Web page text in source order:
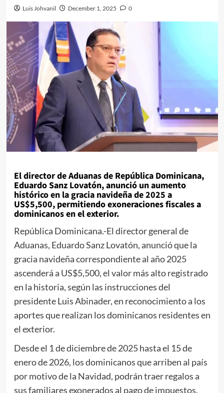
Luis Johvanil December 1, 2025 0
El director de Aduanas de República Dominicana,
Eduardo Sanz Lovatón, anunció un aumento
histórico en la gracia navideña de 2025 a
US$5,500, permitiendo exoneraciones fiscales a
dominicanos en el exterior.
República Dominicana.-El director general de
Aduanas, Eduardo Sanz Lovatón, anunció que la
gracia navideña correspondiente al año 2025
ascenderá a US$5,500, el valor más alto registrado
en la historia, según las instrucciones del
presidente Luis Abinader, en reconocimiento a los
aportes que realizan los dominicanos residentes en
el exterior.
Desde el 1 de diciembre de 2025 hasta el 15 de
enero de 2026, los dominicanos que arriben al país
por motivo de la Navidad, podrán traer regalos a
sus familiares exonerados al pago de impuestos,